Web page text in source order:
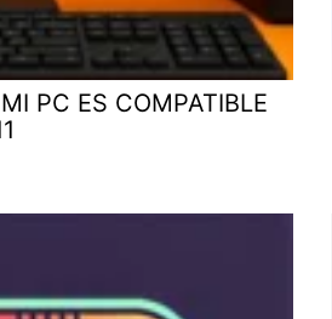
PC ES COMPATIBLE